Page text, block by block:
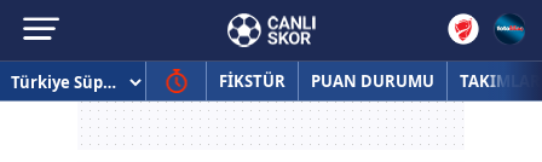
FİKSTÜR PUAN DURUMU TAKIMLAR